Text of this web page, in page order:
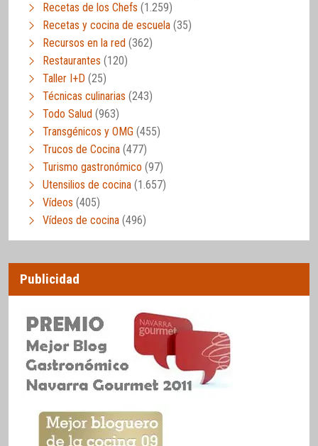
Recetas de los Chefs (1.259)
Recetas y cocina de escuela (35)
Recursos en la red (362)
Restaurantes (120)
Taller I+D (25)
Técnicas culinarias (243)
Todo Salud (963)
Transgénicos y OMG (455)
Trucos de Cocina (477)
Turismo gastronómico (97)
Utensilios de cocina (1.657)
Vídeos (405)
Vídeos de cocina (496)
Publicidad